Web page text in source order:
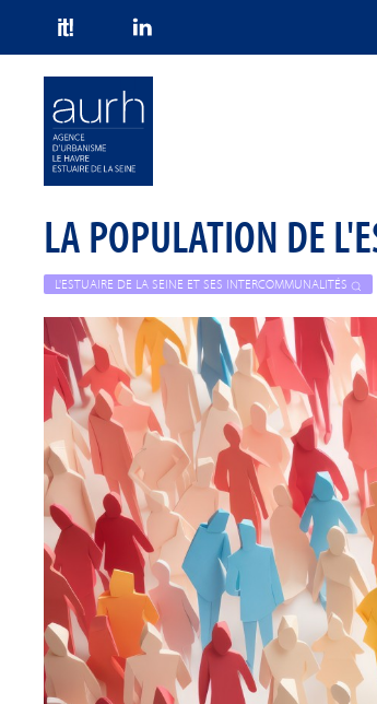
LA POPULATION DE
L'ESTUAIRE DE LA SEINE ET SES INTERCOMMUNALITÉS